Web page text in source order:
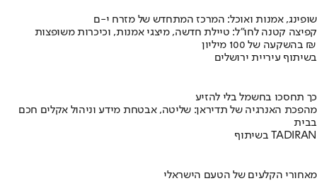
שופינג, אמנות ואוכל: המרכז המתחדש של מזרח י-ם
קפיצה קטנה לחו"ל: טיילת חדשה, מיצגי אמנות, וכיכרות משופצות
בהשקעה של 100 מיליון ₪
בשיתוף עיריית ירושלים
כך תחסכו בחשמל בלי להזיע
מהפכת האנרגיה של תדיראן: שליטה, אבטחת מידע וניהול אקלים חכם
בבית
בשיתוף TADIRAN
מאחורי הקלעים של הטעם הישראלי